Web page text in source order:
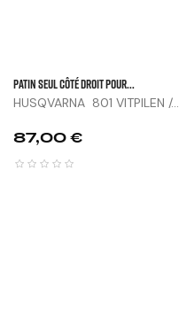
Patin Seul Côté Droit Pour...
HUSQVARNA 801 VITPILEN /...
Prix
87,00 €